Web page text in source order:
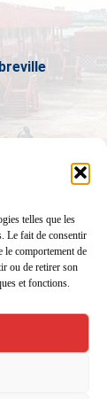
telles que les
Le fait de consentir
le comportement de
ou de retirer son
et fonctions.